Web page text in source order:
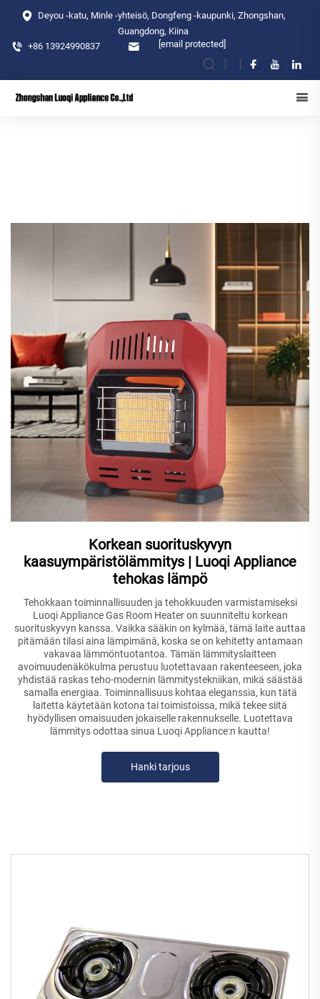
Deyou -katu, Minle -yhteisö, Dongfeng -kaupunki, Zhongshan,
Guangdong, Kiina
+86 13924990837
[email protected]
Korkean suorituskyvyn
kaasuympäristölämmitys | Luoqi Appliance
tehokas lämpö
Tehokkaan toiminnallisuuden ja tehokkuuden varmistamiseksi
Luoqi Appliance Gas Room Heater on suunniteltu korkean
suorituskyvyn kanssa. Vaikka sääkin on kylmää, tämä laite auttaa
pitämään tilasi aina lämpimänä, koska se on kehitetty antamaan
vakavaa lämmöntuotantoa. Tämän lämmityslaitteen
avoimuudenäkökulma perustuu luotettavaan rakenteeseen, joka
yhdistää raskas teho-modernin lämmitystekniikan, mikä säästää
samalla energiaa. Toiminnallisuus kohtaa eleganssia, kun tätä
laitetta käytetään kotona tai toimistoissa, mikä tekee siitä
hyödyllisen omaisuuden jokaiselle rakennukselle. Luotettava
lämmitys odottaa sinua Luoqi Appliance:n kautta!
Hanki tarjous